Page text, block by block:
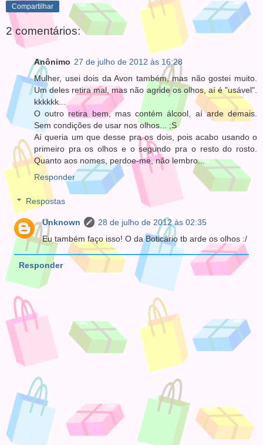
Compartilhar
2 comentários:
Anônimo 27 de julho de 2012 às 16:28
Mulher, usei dois da Avon também, mas não gostei muito.
Um deles retira mal, mas não agride os olhos, aí é "usável".
kkkkkk...
O outro retira bem, mas contém álcool, aí arde demais.
Sem condições de usar nos olhos... ;S
Aí queria um que desse pra os dois, pois acabo usando o
primeiro pra os olhos e o segundo pra o resto do rosto.
Quanto aos nomes, perdoe-me, não lembro...
Responder
Respostas
Unknown
28 de julho de 2012 às 02:35
Eu também faço isso! O da Boticário tb arde os olhos :/
Responder